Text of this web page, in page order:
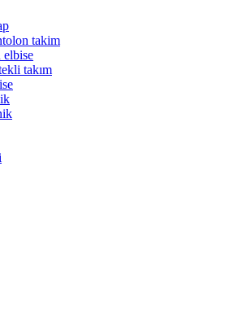
takim
elbise
takım